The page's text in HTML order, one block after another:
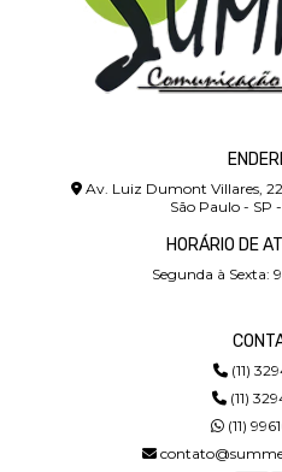
Av. Luiz Dumont Villares,
São Paulo -
HORÁRIO DE
Segunda à Sexta:
(11)
(11)
(11)